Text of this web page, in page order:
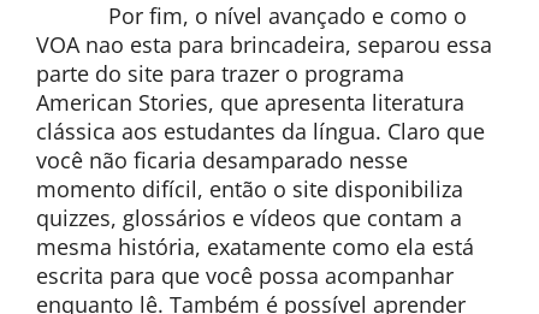
Por fim, o nível avançado e como o
VOA nao esta para brincadeira, separou essa
parte do site para trazer o programa
American Stories, que apresenta literatura
clássica aos estudantes da língua. Claro que
você não ficaria desamparado nesse
momento difícil, então o site disponibiliza
quizzes, glossários e vídeos que contam a
mesma história, exatamente como ela está
escrita para que você possa acompanhar
enquanto lê. Também é possível aprender